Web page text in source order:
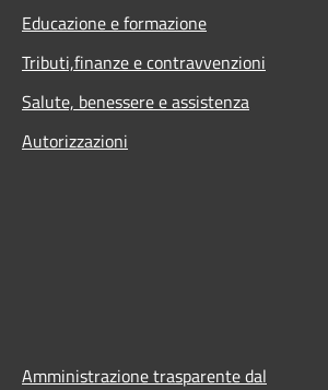
Educazione e formazione
Tributi,finanze e contravvenzioni
Salute, benessere e assistenza
Autorizzazioni
Amministrazione trasparente dal